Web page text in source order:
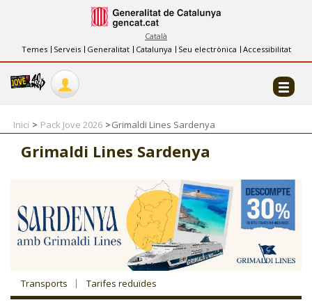
Català
Temes
Serveis Generalitat Catalunya Seu electrònica Accessibilitat
INFORMACIÓ
FES-TE EL CJ
COL·LABORADORS
CJ ADOLESCENTS
CJ EMANCIPACIÓ
CJ SALUT
CJ INTERNACIONAL
Inici Pack Jove 2026 Grimaldi Lines Sardenya
Grimaldi Lines Sardenya
Transports Tarifes reduïdes